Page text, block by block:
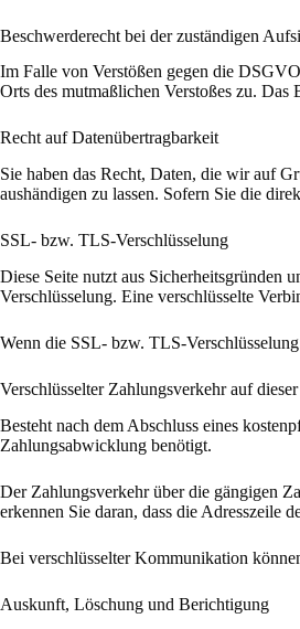
Beschwerde­recht bei der zuständigen
Im Falle von Verstößen gegen die
Orts des mutmaßlichen Verstoßes zu.
Recht auf Daten­übertrag­barkeit
Sie haben das Recht, Daten, die wir auf
aushändigen zu lassen. Sofern Sie die
SSL- bzw. TLS-Verschlüsselung
Diese Seite nutzt aus Sicherheitsgründen
Verschlüsselung. Eine verschlüsselte
Wenn die SSL- bzw. TLS-
Verschlüsselter Zahlungsverkehr auf
Besteht nach dem Abschluss eines
Zahlungsabwicklung benötigt.
Der Zahlungsverkehr über die gängigen
erkennen Sie daran, dass die Adresszeile
Bei verschlüsselter Kommunikation
Auskunft, Löschung und Berichtigung